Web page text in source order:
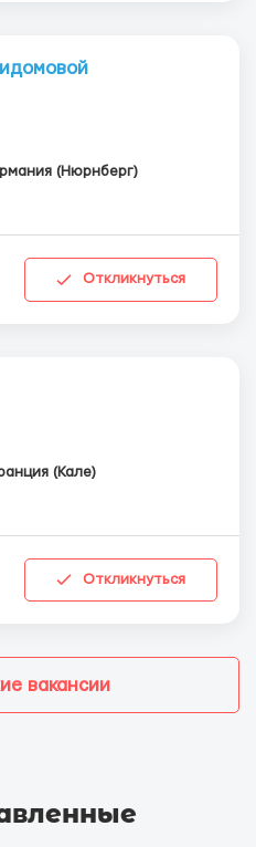
(Нюрнберг)
Откликнуться
(Кале)
Откликнуться
вакансии